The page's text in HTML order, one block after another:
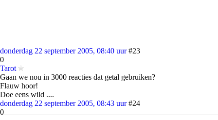
donderdag 22 september 2005, 08:40 uur #23
0
Tarot
Gaan we nou in 3000 reacties dat getal gebruiken?
Flauw hoor!
Doe eens wild ....
donderdag 22 september 2005, 08:43 uur #24
0